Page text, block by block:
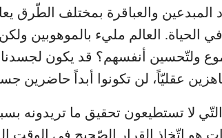
المبدعين والعباقرة بمختلف
الحياة. العالم مليء بالموهوبين
ولتّحسين أنفسهم؟ قد يكون لجسدنا
عقليّاً، لن تكونوا أبداً حاضرين
لا تستطيعون تحقيق ما تريدونه
هو اتّخاذ القرار الصّحيح في